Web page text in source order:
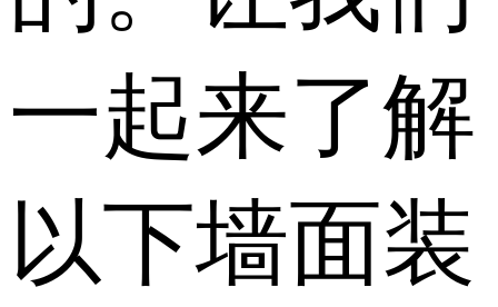
一起来了解
以下墙面装